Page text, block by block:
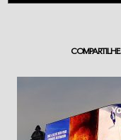
COMPARTILHE